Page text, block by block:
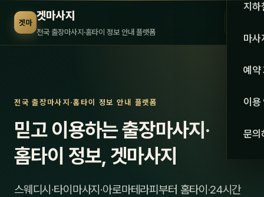
겟마 겟마사지
전국 출장마사지·홈타이 정보 안내 플랫폼 서울
강원·
강원
지하
마사
관리
스
예약
이용
문의
전국 출장마사지·홈타이 정보 안내 플랫폼
믿고 이용하는 출장마사지·
홈타이 정보, 겟마사지
스웨디시·타이마사지·아로마테라피부터 홈타이·24시간